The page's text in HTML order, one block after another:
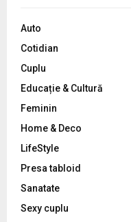
o
:
Auto
Cotidian
Cuplu
Educație & Cultură
Feminin
Home & Deco
LifeStyle
Presa tabloid
Sanatate
Sexy cuplu